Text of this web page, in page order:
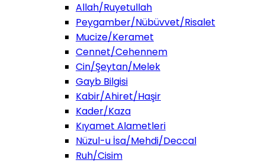
Allah/Ruyetullah
Peygamber/Nübüvvet/Risalet
Mucize/Keramet
Cennet/Cehennem
Cin/Şeytan/Melek
Gayb Bilgisi
Kabir/Ahiret/Haşir
Kader/Kaza
Kıyamet Alametleri
Nüzul-u İsa/Mehdi/Deccal
Ruh/Cisim